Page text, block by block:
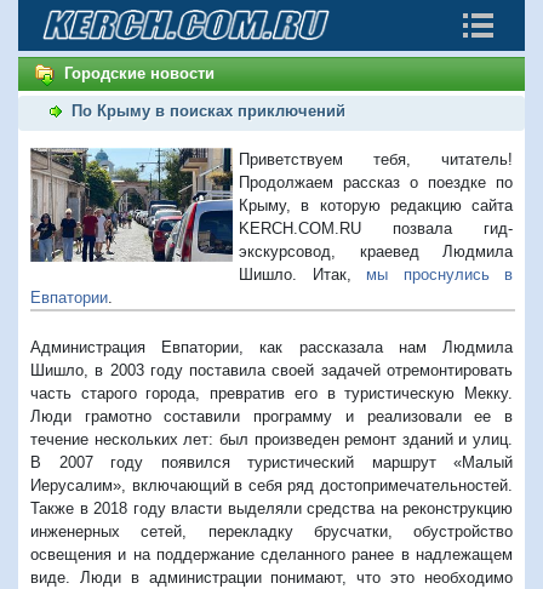
Городские новости
По Крыму в поисках приключений
Приветствуем тебя, читатель!
Продолжаем рассказ о поездке по
Крыму, в которую редакцию сайта
KERCH.COM.RU позвала гид-
экскурсовод, краевед Людмила
Шишло. Итак, мы проснулись в
Евпатории
Администрация Евпатории, как рассказала нам Людмила
Шишло, в 2003 году поставила своей задачей отремонтировать
часть старого города, превратив его в туристическую Мекку.
Люди грамотно составили программу и реализовали ее в
течение нескольких лет: был произведен ремонт зданий и улиц.
В 2007 году появился туристический маршрут «Малый
Иерусалим», включающий в себя ряд достопримечательностей.
Также в 2018 году власти выделяли средства на реконструкцию
инженерных сетей, перекладку брусчатки, обустройство
освещения и на поддержание сделанного ранее в надлежащем
виде. Люди в администрации понимают, что это необходимо